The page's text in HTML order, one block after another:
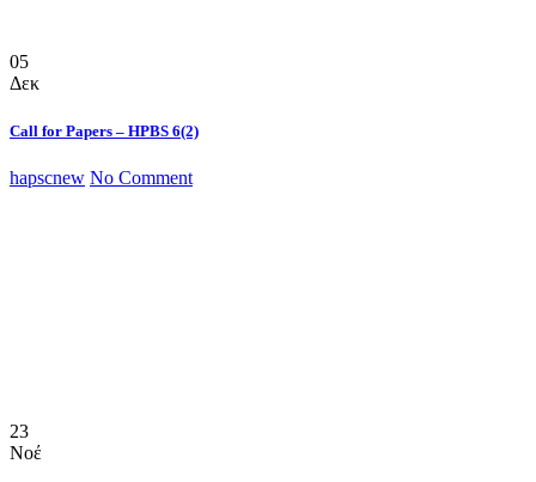
05
Δεκ
Call for Papers – HPBS 6(2)
hapscnew No Comment
23
Νοέ